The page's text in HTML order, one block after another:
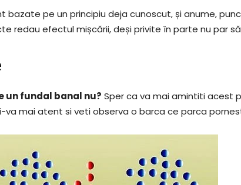
bazate pe un principiu deja cunoscut, și anume,
redau efectul mișcării, deși privite în parte nu par
un fundal banal nu? Sper ca va mai amintiti acest
va mai atent si veti observa o barca ce parca